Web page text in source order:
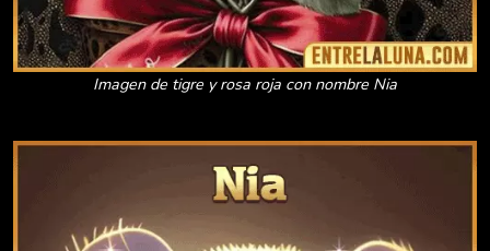
Imagen de tigre y rosa roja con nombre Nia